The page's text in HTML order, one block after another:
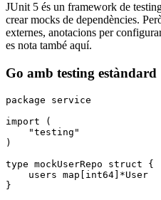
JUnit 5 és un framework de
crear mocks de dependències.
externes, anotacions per
es nota també aquí.
Go amb testing estàndard
package service
import (
    "testing"
)
type mockUserRepo struct {
    users
map [ int64] *User
}